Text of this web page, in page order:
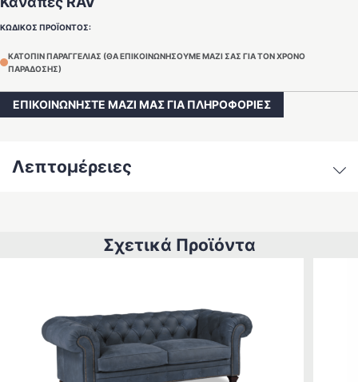
ΚΩΔΙΚΟΣ ΠΡΟΪΟΝΤΟΣ:
ΚΑΤΟΠΙΝ ΠΑΡΑΓΓΕΛΙΑΣ (ΘΑ ΕΠΙΚΟΙΝΩΝΗΣΟΥΜΕ ΜΑΖΙ ΣΑΣ ΓΙΑ ΤΟΝ ΧΡΟΝΟ
ΠΑΡΑΔΟΣΗΣ)
ΕΠΙΚΟΙΝΩΝΗΣΤΕ ΜΑΖΙ ΜΑΣ ΓΙΑ ΠΛΗΡΟΦΟΡΙΕΣ
Λεπτομέρειες
Σχετικά Προϊόντα